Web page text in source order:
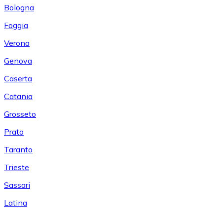
Bologna
Foggia
Verona
Genova
Caserta
Catania
Grosseto
Prato
Taranto
Trieste
Sassari
Latina